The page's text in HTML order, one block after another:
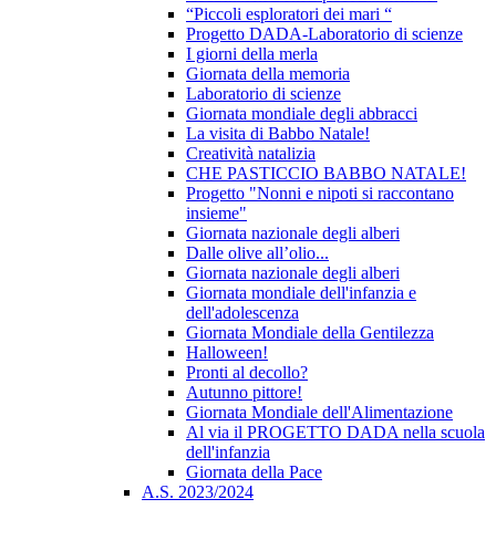
“Piccoli esploratori dei mari “
Progetto DADA-Laboratorio di scienze
I giorni della merla
Giornata della memoria
Laboratorio di scienze
Giornata mondiale degli abbracci
La visita di Babbo Natale!
Creatività natalizia
CHE PASTICCIO BABBO NATALE!
Progetto "Nonni e nipoti si raccontano
insieme"
Giornata nazionale degli alberi
Dalle olive all’olio...
Giornata nazionale degli alberi
Giornata mondiale dell'infanzia e
dell'adolescenza
Giornata Mondiale della Gentilezza
Halloween!
Pronti al decollo?
Autunno pittore!
Giornata Mondiale dell'Alimentazione
Al via il PROGETTO DADA nella scuola
dell'infanzia
Giornata della Pace
A.S. 2023/2024